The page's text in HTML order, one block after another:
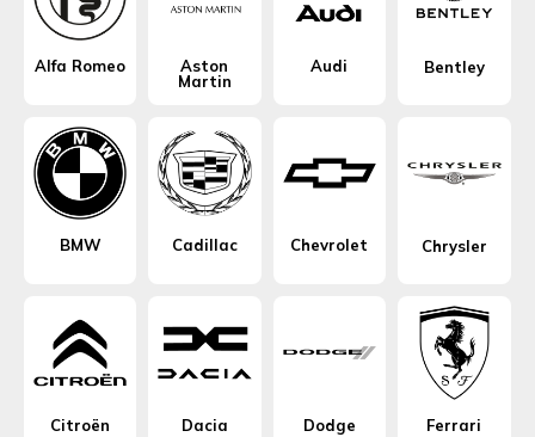
Alfa Romeo
Aston
Martin
Audi Bentley
BMW Cadillac Chevrolet Chrysler
Citroën Dacia Dodge Ferrari